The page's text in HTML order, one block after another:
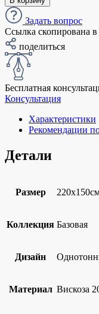
Задать вопрос
Ссылка скопирована в
поделиться
Бесплатная
Консультация
Характеристики
Рекомендации
Детали
Размер
Коллекция Базовая
Дизайн
Материал Вискоза